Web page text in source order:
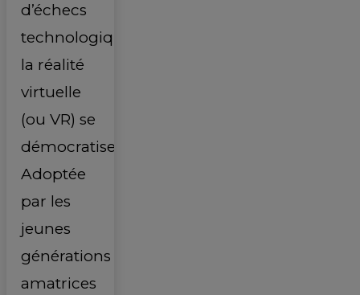
d’échecs
technologiques,
la réalité
virtuelle
(ou VR) se
démocratise.
Adoptée
par les
jeunes
générations
amatrices